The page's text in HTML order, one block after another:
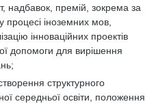
надбавок, премій, зокрема за
процесі іноземних мов,
інноваційних проектів
допомоги для вирішення
структурного
середньої освіти, положення